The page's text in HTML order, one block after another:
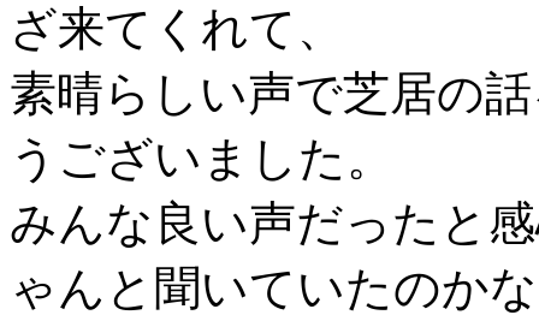
ざ来てくれて、
素晴らしい声で芝居の
うございました。
みんな良い声だったと
ゃんと聞いていたのか